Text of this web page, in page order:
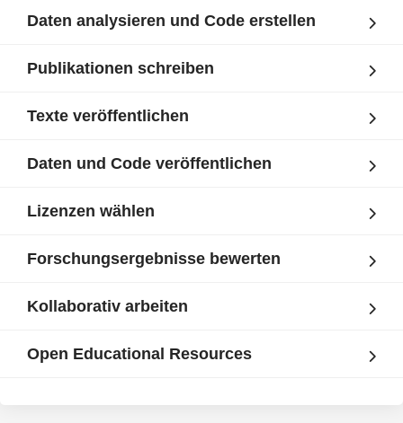
Daten analysieren und Code erstellen
Publikationen schreiben
Texte veröffentlichen
Daten und Code veröffentlichen
Lizenzen wählen
Forschungsergebnisse bewerten
Kollaborativ arbeiten
Open Educational Resources